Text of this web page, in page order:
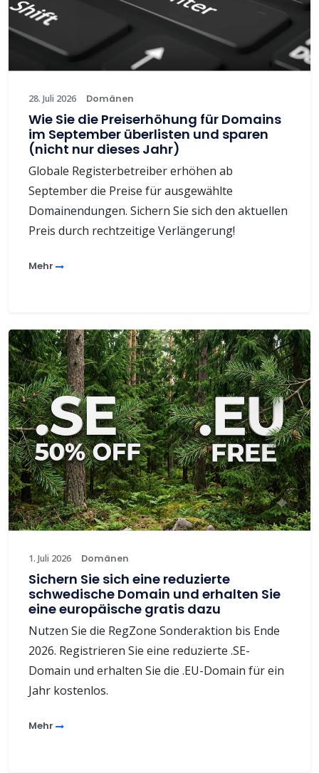
28. Juli 2026 Domänen
Wie Sie die Preiserhöhung für Domains
im September überlisten und sparen
(nicht nur dieses Jahr)
Globale Registerbetreiber erhöhen ab
September die Preise für ausgewählte
Domainendungen. Sichern Sie sich den aktuellen
Preis durch rechtzeitige Verlängerung!
Mehr
1. Juli 2026 Domänen
Sichern Sie sich eine reduzierte
schwedische Domain und erhalten Sie
eine europäische gratis dazu
Nutzen Sie die RegZone Sonderaktion bis Ende
2026. Registrieren Sie eine reduzierte .SE-
Domain und erhalten Sie die .EU-Domain für ein
Jahr kostenlos.
Mehr